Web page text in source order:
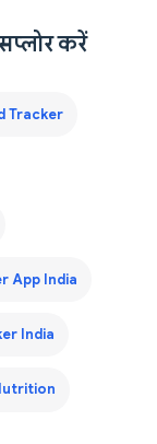
करें
Tracker
App India
India